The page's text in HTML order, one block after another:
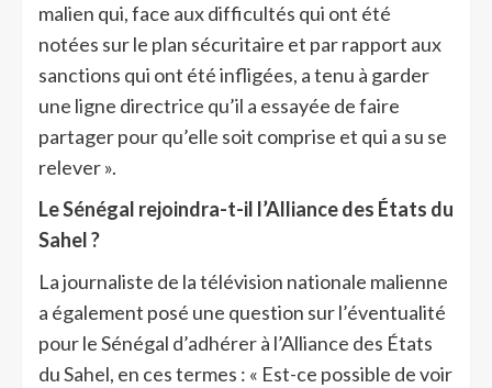
malien qui, face aux difficultés qui ont été
notées sur le plan sécuritaire et par rapport aux
sanctions qui ont été infligées, a tenu à garder
une ligne directrice qu’il a essayée de faire
partager pour qu’elle soit comprise et qui a su se
relever ».
Le Sénégal rejoindra-t-il l’Alliance des États du
Sahel ?
La journaliste de la télévision nationale malienne
a également posé une question sur l’éventualité
pour le Sénégal d’adhérer à l’Alliance des États
du Sahel, en ces termes : « Est-ce possible de voir